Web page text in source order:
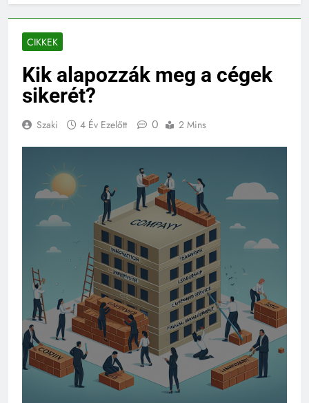
CIKKEK
Kik alapozzák meg a cégek
sikerét?
Szaki 4 Év Ezelőtt 0 2 Mins